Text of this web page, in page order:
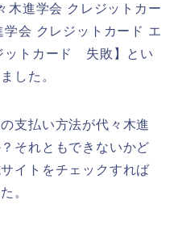
木進学会 クレジットカー
会 クレジットカード エ
ットカード 失敗】とい
した。
支払い方法が代々木進
それともできないかど
イトをチェックすれば
。